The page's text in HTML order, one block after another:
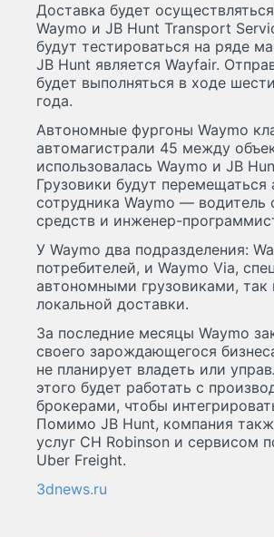
Доставка будет
Waymo и JB Hunt Transport
будут тестироваться на ряде
JB Hunt является Wayfair.
будет выполняться в ходе
года.
Автономные фургоны Waymo
автомагистрали 45 между
использовалась Waymo и JB
Грузовики будут
сотрудника Waymo —
средств и инженер-
У Waymo два подразделения:
потребителей, и Waymo Via,
автономными грузовиками,
локальной доставки.
За последние месяцы Waymo
своего зарождающегося
не планирует владеть или
этого будет работать с
брокерами, чтобы
Помимо JB Hunt, компания
услуг CH Robinson и сервисом
Uber Freight.
3dnews.ru